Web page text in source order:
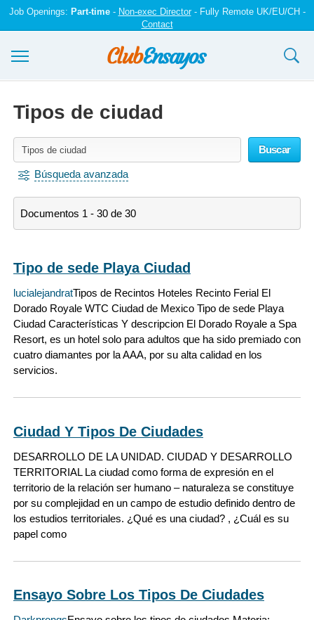
Job Openings: Part-time- Non-exec Director- Fully Remote UK/EU/CH -
Contact
Iniciar sesión
Tipos de ciudad
Buscar
Búsqueda avanzada
Documentos 1 - 30 de 30
Tipo de sede Playa Ciudad
lucialejandratTipos de Recintos Hoteles Recinto Ferial El
Dorado Royale WTC Ciudad de Mexico Tipo de sede Playa
Ciudad Características Y descripcion El Dorado Royale a Spa
Resort, es un hotel solo para adultos que ha sido premiado con
cuatro diamantes por la AAA, por su alta calidad en los
servicios.
Ciudad Y Tipos De Ciudades
DESARROLLO DE LA UNIDAD. CIUDAD Y DESARROLLO
TERRITORIAL La ciudad como forma de expresión en el
territorio de la relación ser humano – naturaleza se constituye
por su complejidad en un campo de estudio definido dentro de
los estudios territoriales. ¿Qué es una ciudad? , ¿Cuál es su
papel como
Ensayo Sobre Los Tipos De Ciudades